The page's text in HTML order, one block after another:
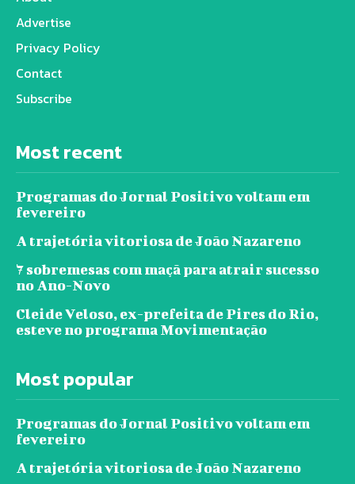
Advertise
Privacy Policy
Contact
Subscribe
Most recent
Programas do Jornal Positivo voltam em
fevereiro
A trajetória vitoriosa de João Nazareno
7 sobremesas com maçã para atrair sucesso
no Ano-Novo
Cleide Veloso, ex-prefeita de Pires do Rio,
esteve no programa Movimentação
Most popular
Programas do Jornal Positivo voltam em
fevereiro
A trajetória vitoriosa de João Nazareno